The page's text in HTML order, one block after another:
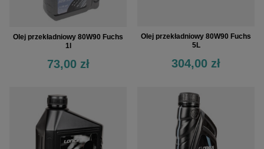
Olej przekładniowy 80W90 Fuchs
1l
73,00 zł
Olej przekładniowy 80W90 Fuchs
5L
304,00 zł